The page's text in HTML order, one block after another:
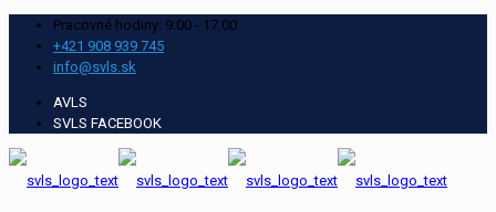
Pracovné hodiny: 9:00 - 17:00
+421 908 939 745
info@svls.sk
AVLS
SVLS FACEBOOK